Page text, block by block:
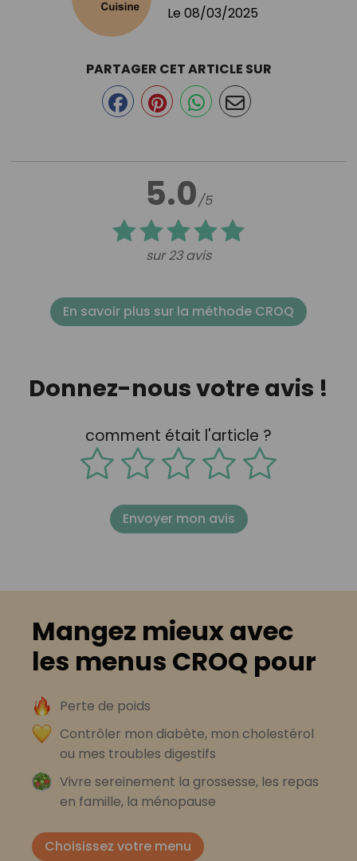
Le 08/03/2025
5.0/5
sur 23 avis
PARTAGER CET ARTICLE SUR
En savoir plus sur la méthode CROQ
Donnez-nous votre avis !
comment était l'article ?
Envoyer mon avis
Mangez mieux avec
les menus CROQ pour
Perte de poids
Contrôler mon diabète, mon cholestérol
ou mes troubles digestifs
Vivre sereinement la grossesse, les repas
en famille, la ménopause
Choisissez votre menu